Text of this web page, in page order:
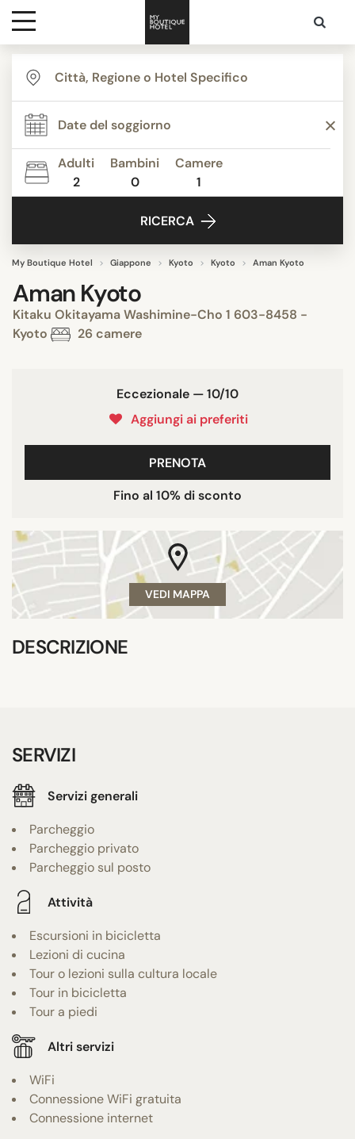
Destinazioni
Ispirazione
Contatti
Adulti
2
Bambini
0
Camere
1
RICERCA
My Boutique Hotel Giappone Kyoto Kyoto Aman Kyoto
Aman Kyoto
Kitaku Okitayama Washimine-Cho 1 603-8458 -
Kyoto
26 camere
Eccezionale — 10/10
Aggiungi ai preferiti
PRENOTA
Fino al 10% di sconto
VEDI MAPPA
DESCRIZIONE
SERVIZI
Servizi generali
Parcheggio
Parcheggio privato
Parcheggio sul posto
Attività
Escursioni in bicicletta
Lezioni di cucina
Tour o lezioni sulla cultura locale
Tour in bicicletta
Tour a piedi
Altri servizi
WiFi
Connessione WiFi gratuita
Connessione internet